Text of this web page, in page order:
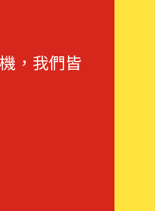
，我們皆